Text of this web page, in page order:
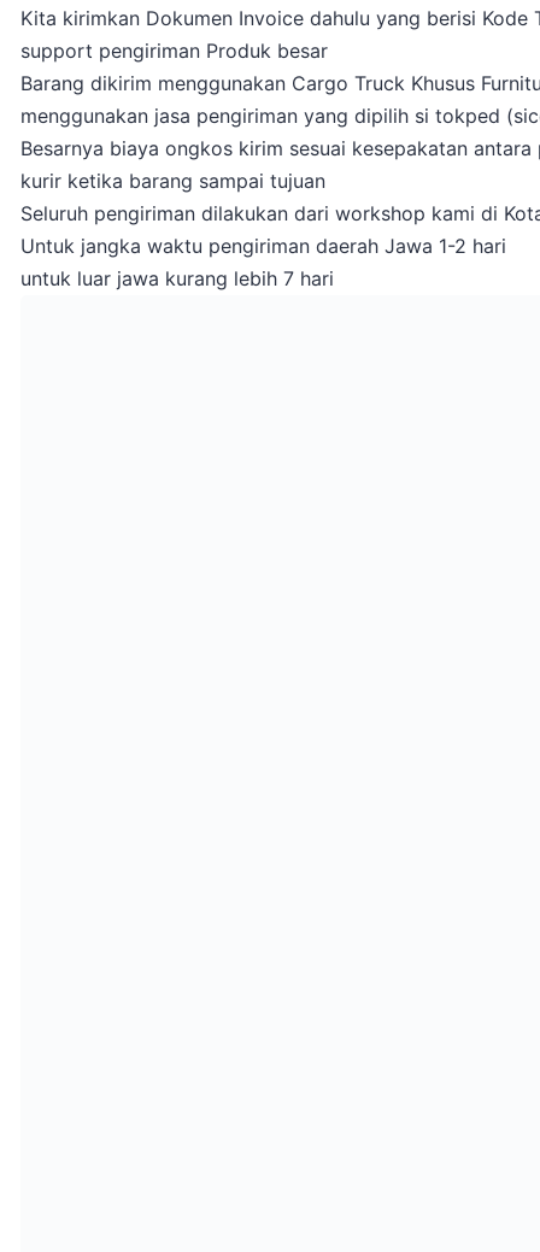
Kita kirimkan Dokumen Invoice dahulu yang berisi
support pengiriman Produk besar
Barang dikirim menggunakan Cargo Truck Khusus
menggunakan jasa pengiriman yang dipilih si tokped
Besarnya biaya ongkos kirim sesuai kesepakatan
kurir ketika barang sampai tujuan
Seluruh pengiriman dilakukan dari workshop kami di
Untuk jangka waktu pengiriman daerah Jawa 1-2 hari
untuk luar jawa kurang lebih 7 hari